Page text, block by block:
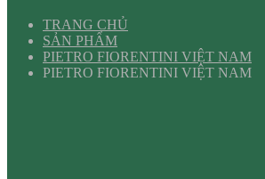
TRANG CHỦ
SẢN PHẨM
PIETRO FIORENTINI VIỆT NAM
PIETRO FIORENTINI VIỆT NAM